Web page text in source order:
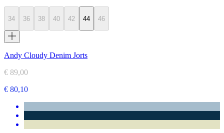
34 36 38 40 42 44 46
Andy Cloudy Denim Jorts
€ 89,00
€ 80,10